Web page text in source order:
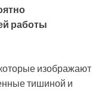
работы
изображают
тишиной и